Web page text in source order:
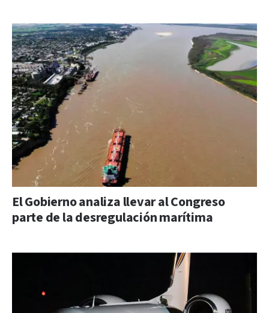
El Gobierno analiza llevar al Congreso
parte de la desregulación marítima